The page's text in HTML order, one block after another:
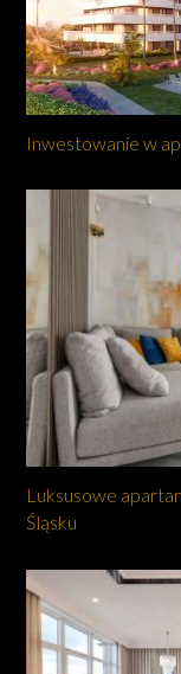
Inwestowanie w
Luksusowe
Śląsku